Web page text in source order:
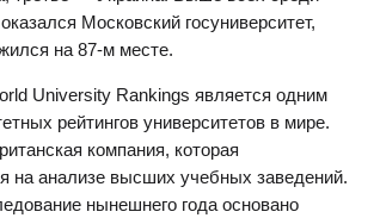
Московский госуниверситет,
на 87-м месте.
University Rankings является одним
рейтингов университетов в мире.
компания, которая
на анализе высших учебных заведений.
нынешнего года основано